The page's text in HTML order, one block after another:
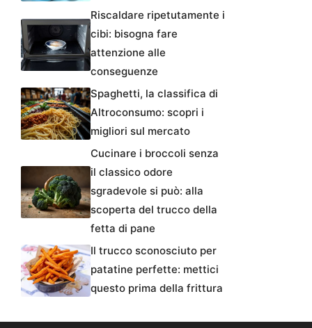
Riscaldare ripetutamente i
cibi: bisogna fare
attenzione alle
conseguenze
Spaghetti, la classifica di
Altroconsumo: scopri i
migliori sul mercato
Cucinare i broccoli senza
il classico odore
sgradevole si può: alla
scoperta del trucco della
fetta di pane
Il trucco sconosciuto per
patatine perfette: mettici
questo prima della frittura